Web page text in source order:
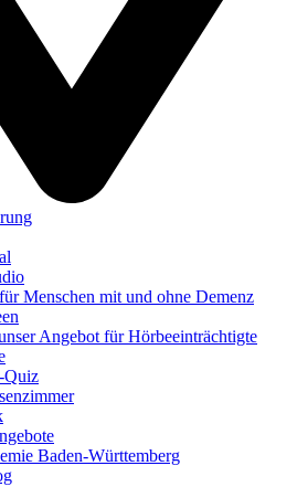
Menschen mit und ohne Demenz
Angebot für Hörbeeinträchtigte
Quiz
Baden-Württemberg